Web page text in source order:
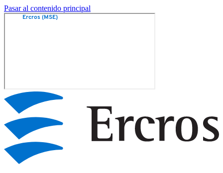
Pasar al contenido principal